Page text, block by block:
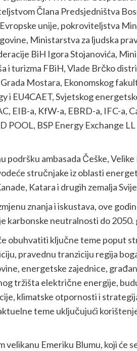
Člana Predsjedništva
unije, pokroviteljstva
Ministarstva za ljudska
BiH Igora Stojanovića,
i turizma FBiH, Vlade Brčko
Mostara, Ekonomskog
i EU4CAET, Svjetskog
EIB-a, KfW-a, EBRD-a, IFC-a,
BSP Energy Exchange
podršku ambasada Češke,
stručnjake iz oblasti
Katara i drugih zemalja
znanja i iskustava, ove
karbonske neutralnosti do 2050.
obuhvatiti ključne teme poput
pravednu tranziciju regija
energetske zajednice,
tržišta električne energije,
klimatske otpornosti i
teme uključujući
velikanu Emeriku Blumu, koji će